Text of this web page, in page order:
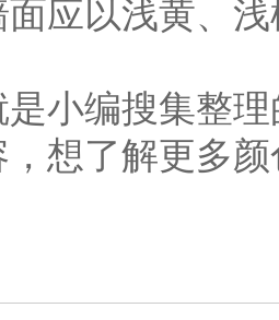
面应以浅黄、
是小编搜集整
，想了解更多